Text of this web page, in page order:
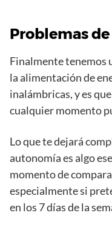
Problemas
Finalmente tenemos
la alimentación de
inalámbricas, y es
cualquier momento
Lo que te dejará
autonomía es algo
momento de
especialmente si
en los 7 días de la